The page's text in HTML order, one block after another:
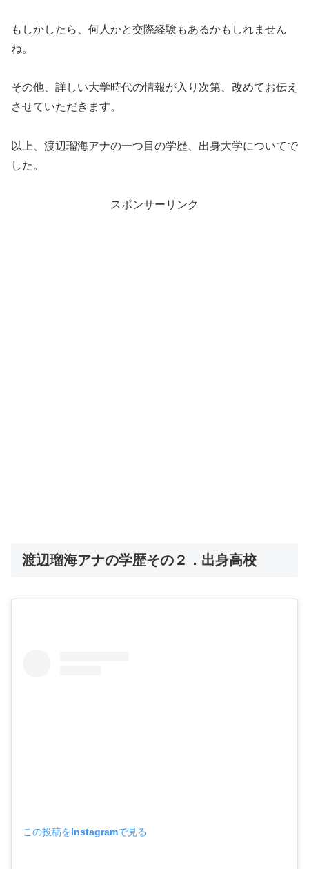
もしかしたら、何人かと交際経験もあるかもしれません
ね。
その他、詳しい大学時代の情報が入り次第、改めてお伝え
させていただきます。
以上、渡辺瑠海アナの一つ目の学歴、出身大学についてで
した。
スポンサーリンク
渡辺瑠海アナの学歴その２．出身高校
この投稿をInstagramで見る